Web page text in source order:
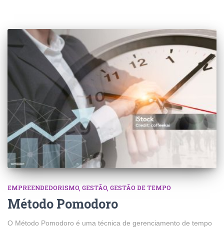
EMPREENDEDORISMO GESTÃO GESTÃO DE TEMPO
Método Pomodoro
O Método Pomodoro é uma técnica de gerenciamento de tempo